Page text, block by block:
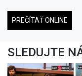
PREČÍTAŤ ONLINE
SLEDUJTE